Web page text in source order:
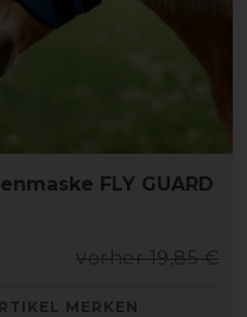
FLY GUARD
vorher 19,85 €
MERKEN